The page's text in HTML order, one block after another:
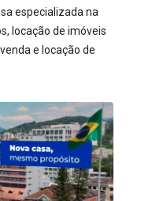
especializada na
locação de imóveis
e locação de